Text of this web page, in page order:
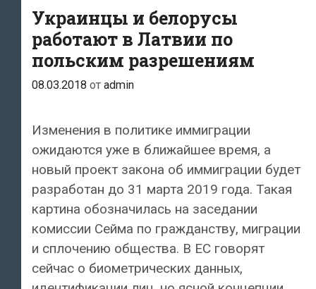
недели
в
тюрьму
за
контрабанду
Украинцы и белорусы
работают в Латвии по
польским разрешениям
08.03.2018 от admin
Изменения в политике иммиграции
ожидаются уже в ближайшее время, а
новый проект закона об иммиграции будет
разработан до 31 марта 2019 года. Такая
картина обозначилась на заседании
комиссии Сейма по гражданству, миграции
и сплочению общества. В ЕС говорят
сейчас о биометрических данных,